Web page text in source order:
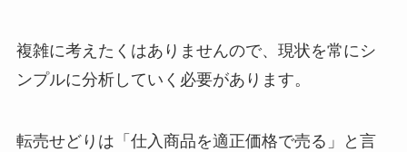
複雑に考えたくはありませんので、現状を常にシ
ンプルに分析していく必要があります。
転売せどりは「仕入商品を適正価格で売る」と言